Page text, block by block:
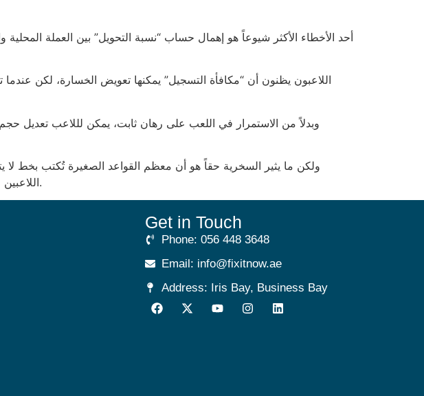
اللاعبين على الاعتماد على ملخّصات غير دقيقة، وينتهي بهم المطاف إلى إهدار رهان 4 دراهم في كل مرة.
Get in Touch
Phone: 056 448 3648
Email: info@fixitnow.ae
Address: Iris Bay, Business Bay